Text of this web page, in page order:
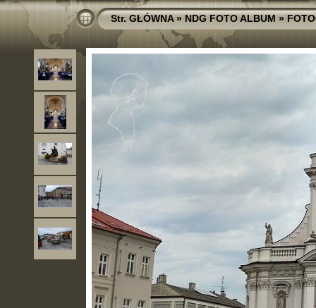
Str. GŁÓWNA»NDG FOTO ALBUM»